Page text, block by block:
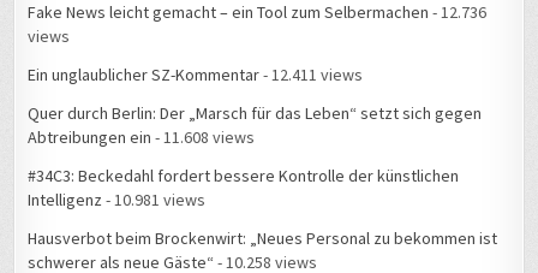
Fake News leicht gemacht – ein Tool zum Selbermachen - 12.736
views
Ein unglaublicher SZ-Kommentar- 12.411 views
Quer durch Berlin: Der „Marsch für das Leben“ setzt sich gegen
Abtreibungen ein - 11.608 views
#34C3: Beckedahl fordert bessere Kontrolle der künstlichen
Intelligenz - 10.981 views
Hausverbot beim Brockenwirt: „Neues Personal zu bekommen ist
schwerer als neue Gäste“ - 10.258 views